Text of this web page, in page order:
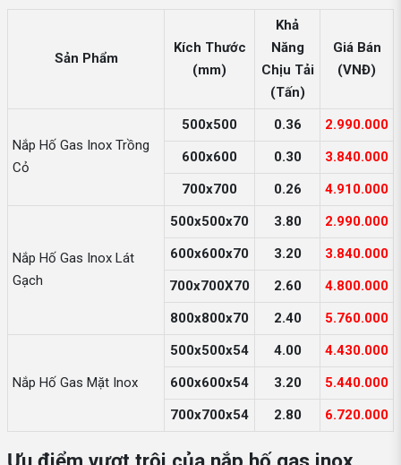
Sản Phẩm
Kích Thước
(mm)
Khả
Năng
Chịu Tải
(Tấn)
Giá Bán
(VNĐ)
Nắp Hố Gas Inox Trồng
Cỏ
500x500 0.36
2.990.000
600x600
0.30
3.840.000
700x700
0.26 4.910.000
Nắp Hố Gas Inox Lát
Gạch
500x500x70 3.80
2.990.000
600x600x70
3.20
3.840.000
700x700X70
2.60
4.800.000
800x800x70
2.40 5.760.000
Nắp Hố Gas Mặt Inox
500x500x54 4.00
4.430.000
600x600x54
3.20
5.440.000
700x700x54
2.80 6.720.000
Ưu điểm vượt trội của nắp hố gas inox